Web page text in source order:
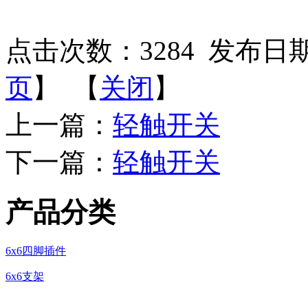
点击次数： 3284 发布日
页】 【 关闭 】
上一篇： 轻触开关
下一篇： 轻触开关
产品分类
6x6四脚插件
6x6支架